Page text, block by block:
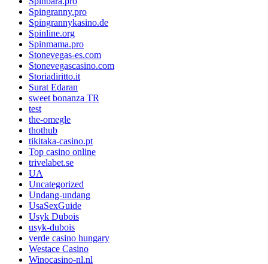
Spingranny.pro
Spingrannykasino.de
Spinline.org
Spinmama.pro
Stonevegas-es.com
Stonevegascasino.com
Storiadiritto.it
Surat Edaran
sweet bonanza TR
test
the-omegle
thothub
tikitaka-casino.pt
Top casino online
trivelabet.se
UA
Uncategorized
Undang-undang
UsaSexGuide
Usyk Dubois
usyk-dubois
verde casino hungary
Westace Casino
Winocasino-nl.nl